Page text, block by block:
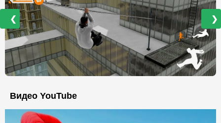
❮ ❯
Видео YouTube